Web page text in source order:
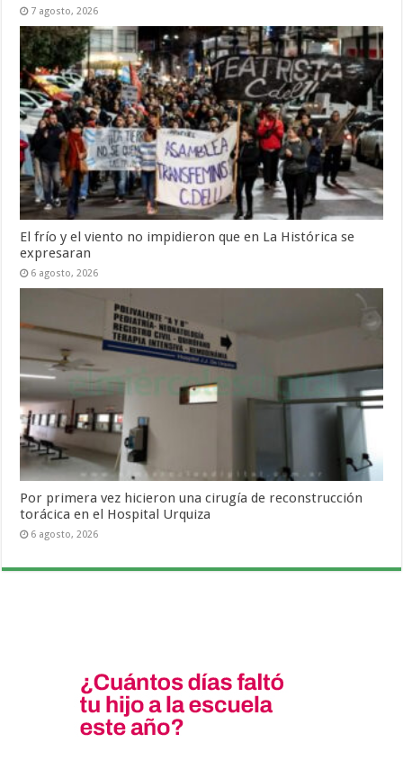
7 agosto, 2026
El frío y el viento no impidieron que en La Histórica se
expresaran
6 agosto, 2026
Por primera vez hicieron una cirugía de reconstrucción
torácica en el Hospital Urquiza
6 agosto, 2026